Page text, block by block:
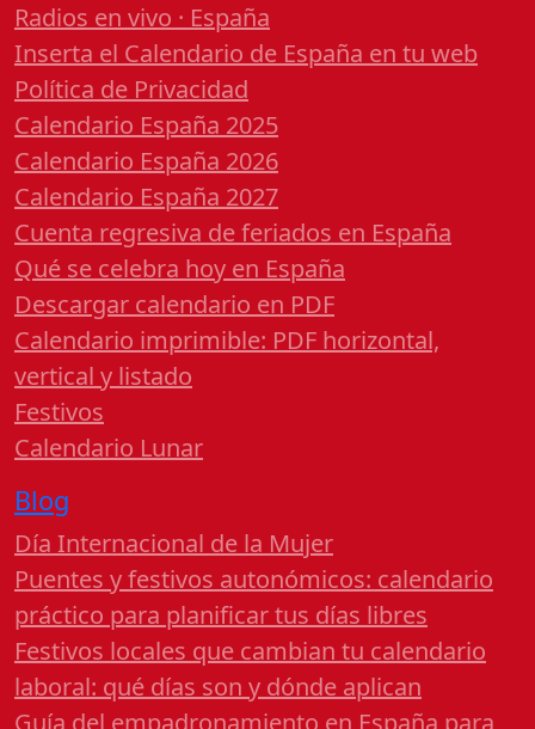
Radios en vivo · España
Inserta el Calendario de España en tu web
Política de Privacidad
Calendario España 2025
Calendario España 2026
Calendario España 2027
Cuenta regresiva de feriados en España
Qué se celebra hoy en España
Descargar calendario en PDF
Calendario imprimible: PDF horizontal,
vertical y listado
Festivos
Calendario Lunar
Blog
Día Internacional de la Mujer
Puentes y festivos autonómicos: calendario
práctico para planificar tus días libres
Festivos locales que cambian tu calendario
laboral: qué días son y dónde aplican